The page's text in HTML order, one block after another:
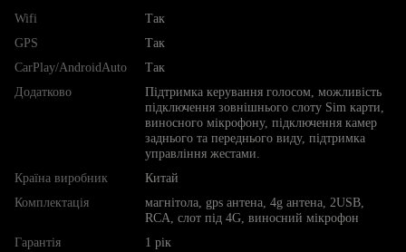
Wifi
Так
GPS
Так
CarPlay/AndroidAuto
Так
Додатково
Підтримка керування голосом, можливість
підключення зовнішнього слоту Sim карти,
виносного мікрофону, підключення камер
заднього та переднього виду, підтримка
управління жестами.
Країна виробник
Китай
Комплектація
магнітола, gps антена, 4g антена, 2USB,
RCA, слот під 4G, виносний мікрофон
Гарантія
1 рік